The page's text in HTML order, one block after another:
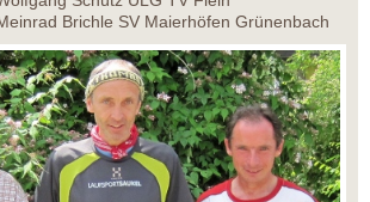
Brichle SV Maierhöfen Grünenbach